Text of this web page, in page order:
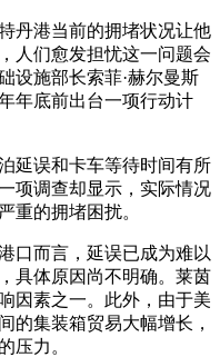
港当前的拥堵状况让他
人们愈发担忧这一问题会
设施部长索菲·赫尔曼斯
年底前出台一项行动计
误和卡车等待时间有所
项调查却显示，实际情况
重的拥堵困扰。
而言，延误已成为难以
具体原因尚不明确。莱茵
因素之一。此外，由于美
的集装箱贸易大幅增长，
压力。